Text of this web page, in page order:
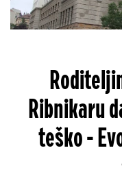
Ribnikaru
teško -